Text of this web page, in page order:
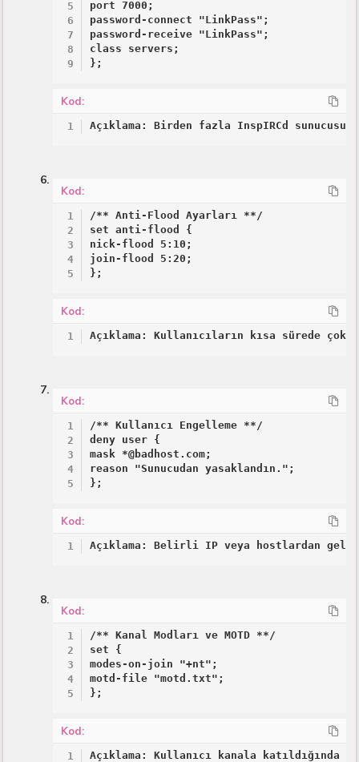
port 7000;
password-connect "LinkPass";
password-receive "LinkPass";
class servers;
};
Kod:
Açıklama: Birden fazla InspIRCd
Kod:
/** Anti-Flood Ayarları **/
set anti-flood {
nick-flood 5:10;
join-flood 5:20;
};
Kod:
Açıklama: Kullanıcıların kısa sürede
Kod:
/** Kullanıcı Engelleme **/
deny user {
mask *@badhost.com;
reason "Sunucudan yasaklandın.";
};
Kod:
Açıklama: Belirli IP veya hostlardan
Kod:
/** Kanal Modları ve MOTD **/
set {
modes-on-join "+nt";
motd-file "motd.txt";
};
Kod:
Açıklama: Kullanıcı kanala katıldığında